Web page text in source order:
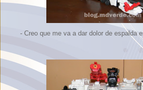
- Creo que me va a dar dolor de espalda